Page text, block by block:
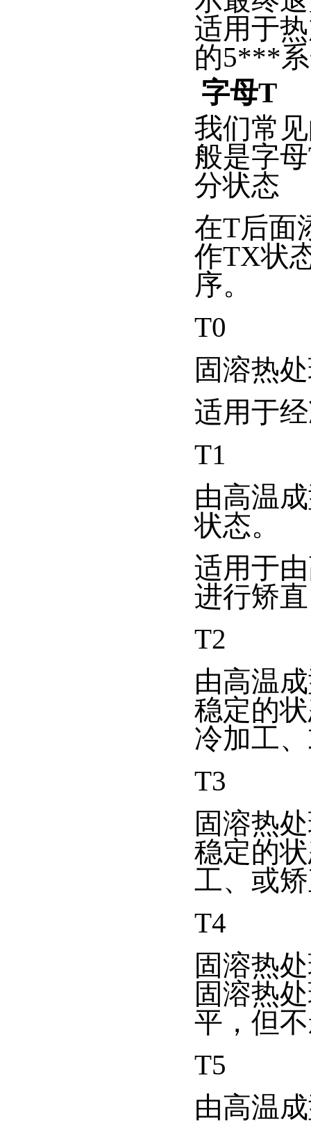
适用于
的5***
字母T
我们常
般是字
分状态
在T后面
作TX状
序。
T0
固溶热
适用于
T1
由高温
状态。
适用于
进行矫
T2
由高温
稳定的
冷加工
T3
固溶热
稳定的
工、或
T4
固溶热
固溶热
平，但
T5
由高温